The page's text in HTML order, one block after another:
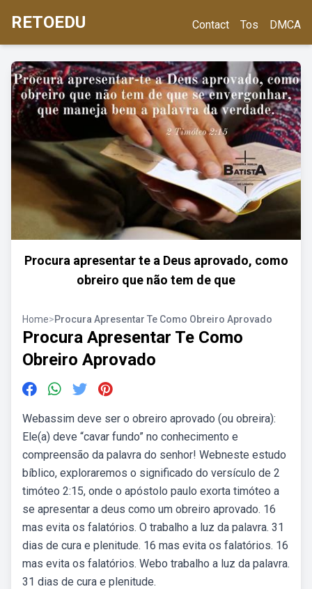
RETOEDU Contact Tos DMCA
Procura apresentar te a Deus aprovado, como
obreiro que não tem de que
Home>Procura Apresentar Te Como Obreiro Aprovado
Procura Apresentar Te Como
Obreiro Aprovado
Webassim deve ser o obreiro aprovado (ou obreira):
Ele(a) deve “cavar fundo” no conhecimento e
compreensão da palavra do senhor! Webneste estudo
bíblico, exploraremos o significado do versículo de 2
timóteo 2:15, onde o apóstolo paulo exorta timóteo a
se apresentar a deus como um obreiro aprovado. 16
mas evita os falatórios. O trabalho a luz da palavra. 31
dias de cura e plenitude. 16 mas evita os falatórios. 16
mas evita os falatórios. Webo trabalho a luz da palavra.
31 dias de cura e plenitude.